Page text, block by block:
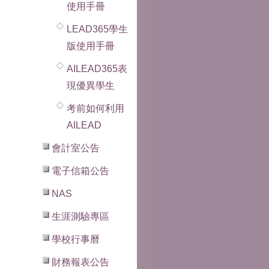
使用手冊
LEAD365學生
版使用手冊
AILEAD365表
現優異學生
考前如何利用
AILEAD
會計室公告
電子信箱公告
NAS
生涯測驗專區
學校行事曆
財務報表公告